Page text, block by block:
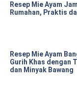
Resep Mie Ayam
Rumahan, Praktis
Resep Mie Ayam
Gurih Khas dengan
dan Minyak Bawang